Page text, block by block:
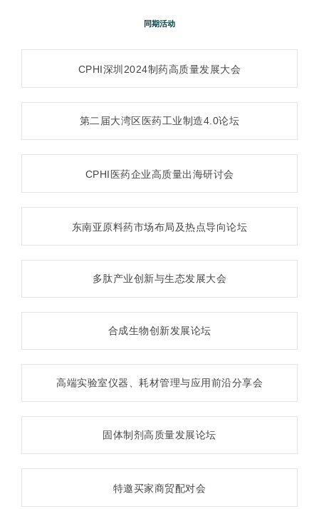
同期活动
CPHI深圳2024制药高质量发展大会
第二届大湾区医药工业制造4.0论坛
CPHI医药企业高质量出海研讨会
东南亚原料药市场布局及热点导向论坛
多肽产业创新与生态发展大会
合成生物创新发展论坛
高端实验室仪器、耗材管理与应用前沿分享会
固体制剂高质量发展论坛
特邀买家商贸配对会